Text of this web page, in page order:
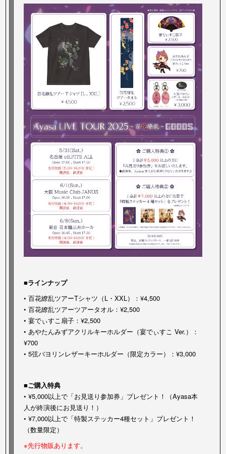
■ラインナップ
• 百花繚乱ツアーTシャツ（L・XXL）：¥4,500
• 百花繚乱ツアーツアータオル：¥2,500
• 宴でぃすこ扇子：¥2,500
• あやたんみずアクリルキーホルダー（宴でぃすこ Ver.）：
¥700
• 5弦バヨリンレザーキーホルダー（限定カラー）：¥3,000
■ご購入特典
• ¥5,000以上で「お見送り参加券」プレゼント！（Ayasa本
人が終演後にお見送り！）
• ¥7,000以上で「特製ステッカー4種セット」プレゼント！
（数量限定）
※先行物販あります。